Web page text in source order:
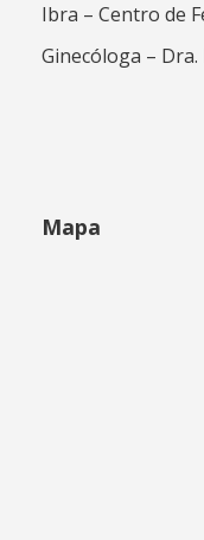
Ibra – Centro de
Ginecóloga –
Mapa